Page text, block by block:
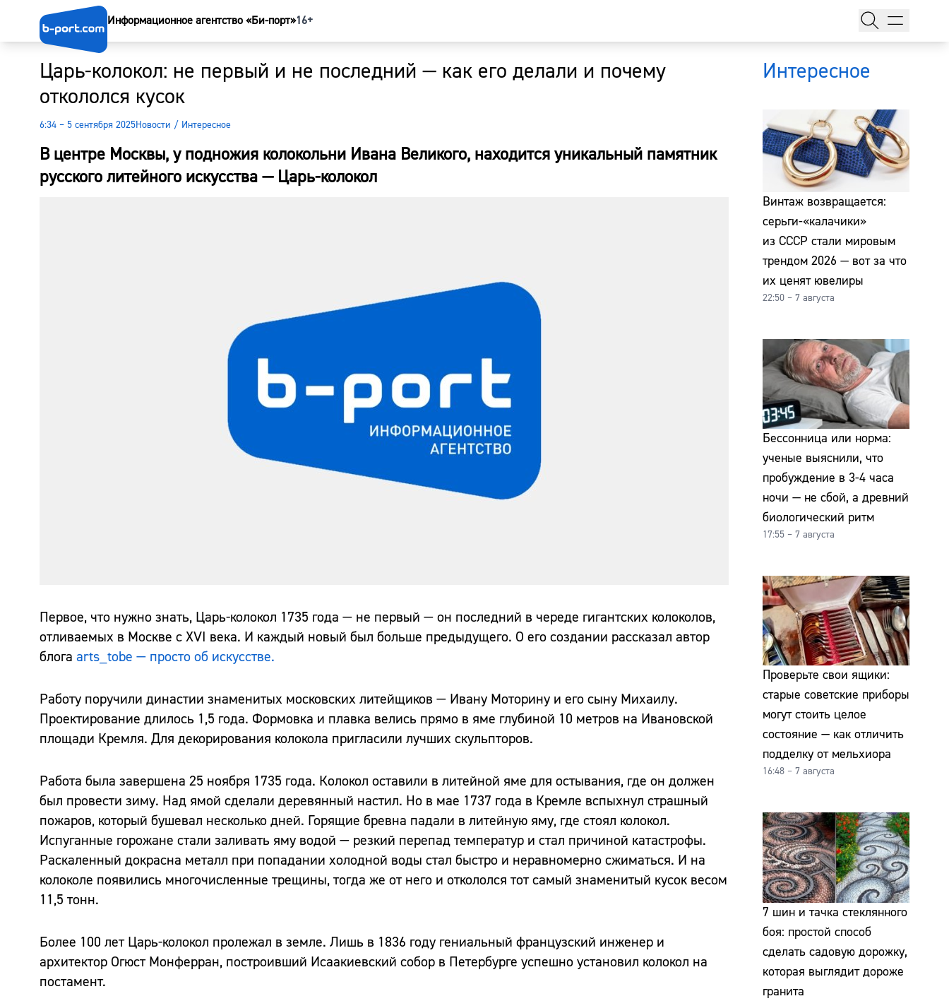
Информационное агентство «Би-порт»16+
Царь-колокол: не первый и не последний — как его делали и почему
откололся кусок
6:34 – 5 сентября 2025Новости / Интересное
В центре Москвы, у подножия колокольни Ивана Великого, находится уникальный памятник
русского литейного искусства — Царь-колокол
Первое, что нужно знать, Царь-колокол 1735 года — не первый — он последний в череде гигантских колоколов,
отливаемых в Москве с XVI века. И каждый новый был больше предыдущего. О его создании рассказал автор
блога arts_tobe — просто об искусстве.
Работу поручили династии знаменитых московских литейщиков — Ивану Моторину и его сыну Михаилу.
Проектирование длилось 1,5 года. Формовка и плавка велись прямо в яме глубиной 10 метров на Ивановской
площади Кремля. Для декорирования колокола пригласили лучших скульпторов.
Работа была завершена 25 ноября 1735 года. Колокол оставили в литейной яме для остывания, где он должен
был провести зиму. Над ямой сделали деревянный настил. Но в мае 1737 года в Кремле вспыхнул страшный
пожаров, который бушевал несколько дней. Горящие бревна падали в литейную яму, где стоял колокол.
Испуганные горожане стали заливать яму водой — резкий перепад температур и стал причиной катастрофы.
Раскаленный докрасна металл при попадании холодной воды стал быстро и неравномерно сжиматься. И на
колоколе появились многочисленные трещины, тогда же от него и откололся тот самый знаменитый кусок весом
11,5 тонн.
Более 100 лет Царь-колокол пролежал в земле. Лишь в 1836 году гениальный французский инженер и
архитектор Огюст Монферран, построивший Исаакиевский собор в Петербурге успешно установил колокол на
постамент.
Интересное
Винтаж возвращается:
серьги-«калачики»
из СССР стали мировым
трендом 2026 — вот за что
их ценят ювелиры
22:50 – 7 августа
Бессонница или норма:
ученые выяснили, что
пробуждение в 3-4 часа
ночи — не сбой, а древний
биологический ритм
17:55 – 7 августа
Проверьте свои ящики:
старые советские приборы
могут стоить целое
состояние — как отличить
подделку от мельхиора
16:48 – 7 августа
7 шин и тачка стеклянного
боя: простой способ
сделать садовую дорожку,
которая выглядит дороже
гранита
Наши гости